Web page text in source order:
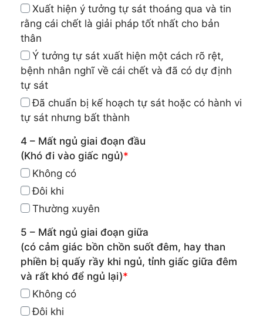
Xuất hiện ý tưởng tự sát thoáng qua và tin
rằng cái chết là giải pháp tốt nhất cho bản
thân
Ý tưởng tự sát xuất hiện một cách rõ rệt,
bệnh nhân nghĩ về cái chết và đã có dự định
tự sát
Đã chuẩn bị kế hoạch tự sát hoặc có hành vi
tự sát nhưng bất thành
4 – Mất ngủ giai đoạn đầu
(Khó đi vào giấc ngủ)*
Không có
Đôi khi
Thường xuyên
5 – Mất ngủ giai đoạn giữa
(có cảm giác bồn chồn suốt đêm, hay than
phiền bị quấy rầy khi ngủ, tỉnh giấc giữa đêm
và rất khó để ngủ lại)*
Không có
Đôi khi